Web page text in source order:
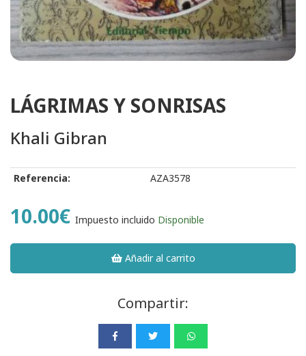
LÁGRIMAS Y SONRISAS
Khali Gibran
Referencia: AZA3578
10.00€ Impuesto incluido Disponible
Añadir al carrito
Compartir: